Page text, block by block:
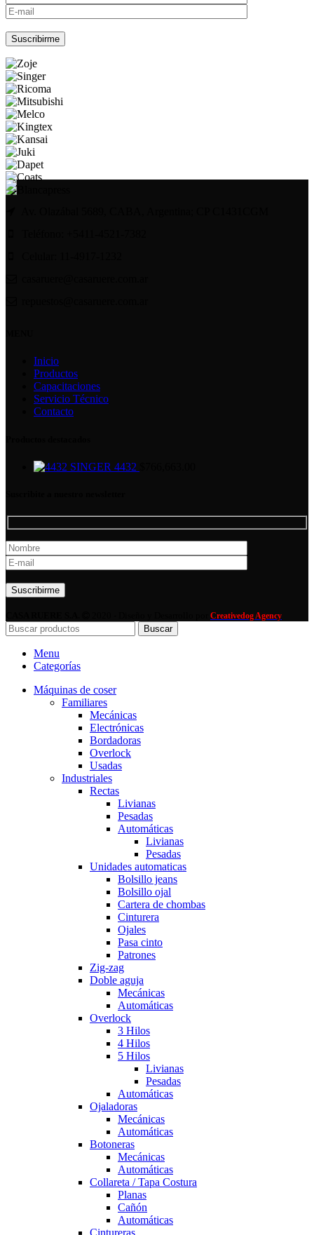
Inicio
Productos
Capacitaciones
Servicio Técnico
Contacto
SINGER 4432
Creativedog Agency
Buscar
Menu
Categorías
Máquinas de coser
Familiares
Mecánicas
Electrónicas
Bordadoras
Overlock
Usadas
Industriales
Rectas
Livianas
Pesadas
Automáticas
Livianas
Pesadas
Unidades automaticas
Bolsillo jeans
Bolsillo ojal
Cartera de chombas
Cinturera
Ojales
Pasa cinto
Patrones
Zig-zag
Doble aguja
Mecánicas
Automáticas
Overlock
3 Hilos
4 Hilos
5 Hilos
Livianas
Pesadas
Automáticas
Ojaladoras
Mecánicas
Automáticas
Botoneras
Mecánicas
Automáticas
Collareta / Tapa Costura
Planas
Cañón
Automáticas
Cintureras